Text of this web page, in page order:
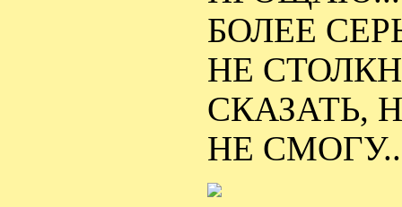
БОЛЕЕ
НЕ
СКАЗАТЬ,
НЕ